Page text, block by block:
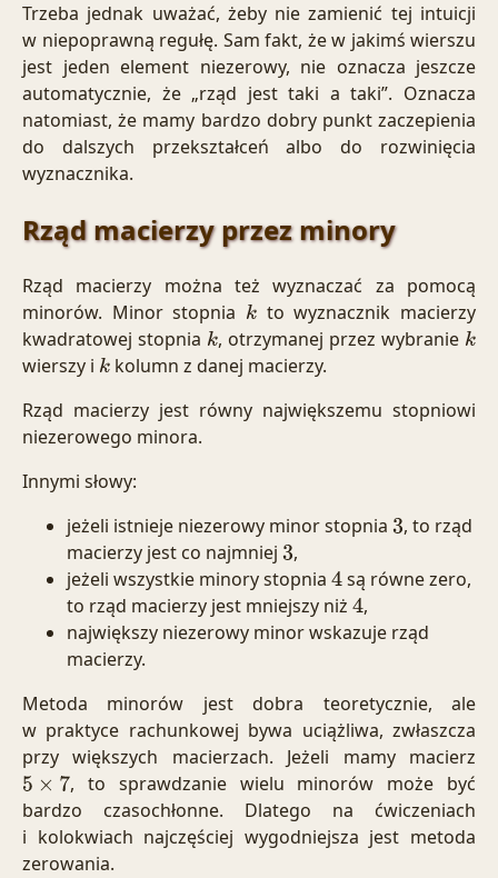
Trzeba jednak uważać, żeby nie zamienić tej intuicji
w niepoprawną regułę. Sam fakt, że w jakimś wierszu
jest jeden element niezerowy, nie oznacza jeszcze
automatycznie, że „rząd jest taki a taki”. Oznacza
natomiast, że mamy bardzo dobry punkt zaczepienia
do dalszych przekształceń albo do rozwinięcia
wyznacznika.
Rząd macierzy przez minory
Rząd macierzy można też wyznaczać za pomocą
minorów. Minor stopnia k to wyznacznik macierzy
kwadratowej stopnia k, otrzymanej przez wybranie k
wierszy i k kolumn z danej macierzy.
Rząd macierzy jest równy największemu stopniowi
niezerowego minora.
Innymi słowy:
jeżeli istnieje niezerowy minor stopnia 3, to rząd
macierzy jest co najmniej 3,
jeżeli wszystkie minory stopnia 4są równe zero,
to rząd macierzy jest mniejszy niż 4,
największy niezerowy minor wskazuje rząd
macierzy.
Metoda minorów jest dobra teoretycznie, ale
w praktyce rachunkowej bywa uciążliwa, zwłaszcza
przy większych macierzach. Jeżeli mamy macierz
5 ×7
, to sprawdzanie wielu minorów może być
bardzo czasochłonne. Dlatego na ćwiczeniach
i kolokwiach najczęściej wygodniejsza jest metoda
zerowania.